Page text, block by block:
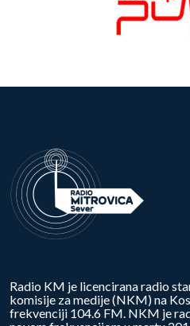
Radio KM je licencirana radio
komisije za medije (NKM) na
frekvenciji 104.6 FM. NKM je